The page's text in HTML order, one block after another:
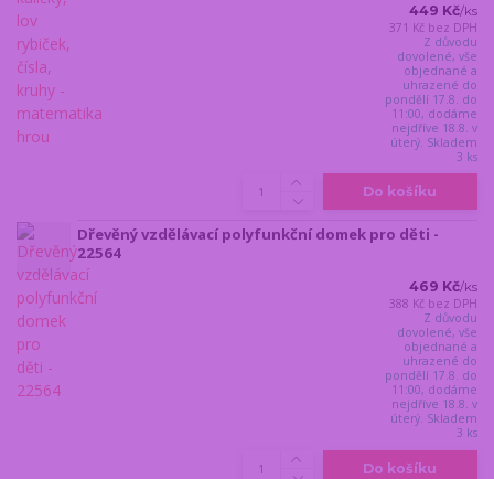
449 Kč/ks
371 Kč bez DPH
Z důvodu
dovolené, vše
objednané a
uhrazené do
pondělí 17.8. do
11:00, dodáme
nejdříve 18.8. v
úterý. Skladem
3 ks
Do košíku
Dřevěný vzdělávací polyfunkční domek pro děti -
22564
469 Kč/ks
388 Kč bez DPH
Z důvodu
dovolené, vše
objednané a
uhrazené do
pondělí 17.8. do
11:00, dodáme
nejdříve 18.8. v
úterý. Skladem
3 ks
Do košíku